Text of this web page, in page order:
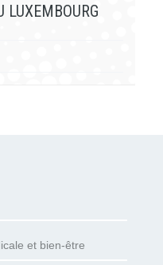
LUXEMBOURG
et bien-être